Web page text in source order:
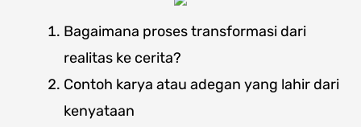
Bagaimana proses transformasi dari
realitas ke cerita?
Contoh karya atau adegan yang lahir dari
kenyataan